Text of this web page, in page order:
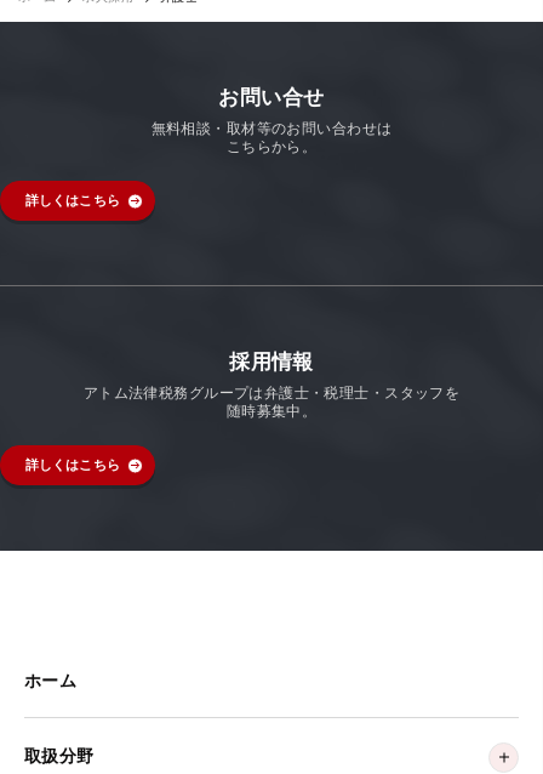
お問い合せ
無料相談・取材等のお問い合わせは
こちらから。
詳しくはこちら
採用情報
アトム法律税務グループは弁護士・税理士・スタッフを
随時募集中。
詳しくはこちら
ホーム
取扱分野